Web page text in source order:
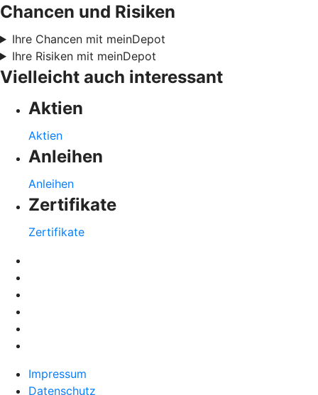
Chancen und Risiken
Ihre Chancen mit meinDepot
Ihre Risiken mit meinDepot
Vielleicht auch interessant
Aktien
Aktien
Anleihen
Anleihen
Zertifikate
Zertifikate
Impressum
Datenschutz